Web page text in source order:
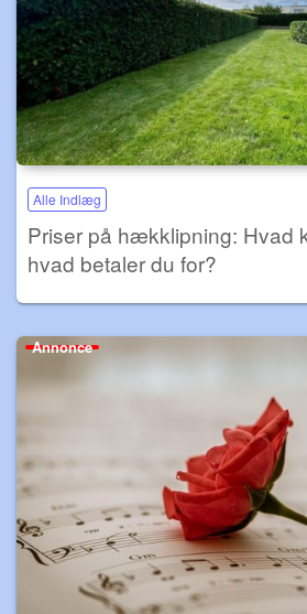
Alle Indlæg
Priser på hækklipning: Hvad
hvad betaler du for?
Annonce